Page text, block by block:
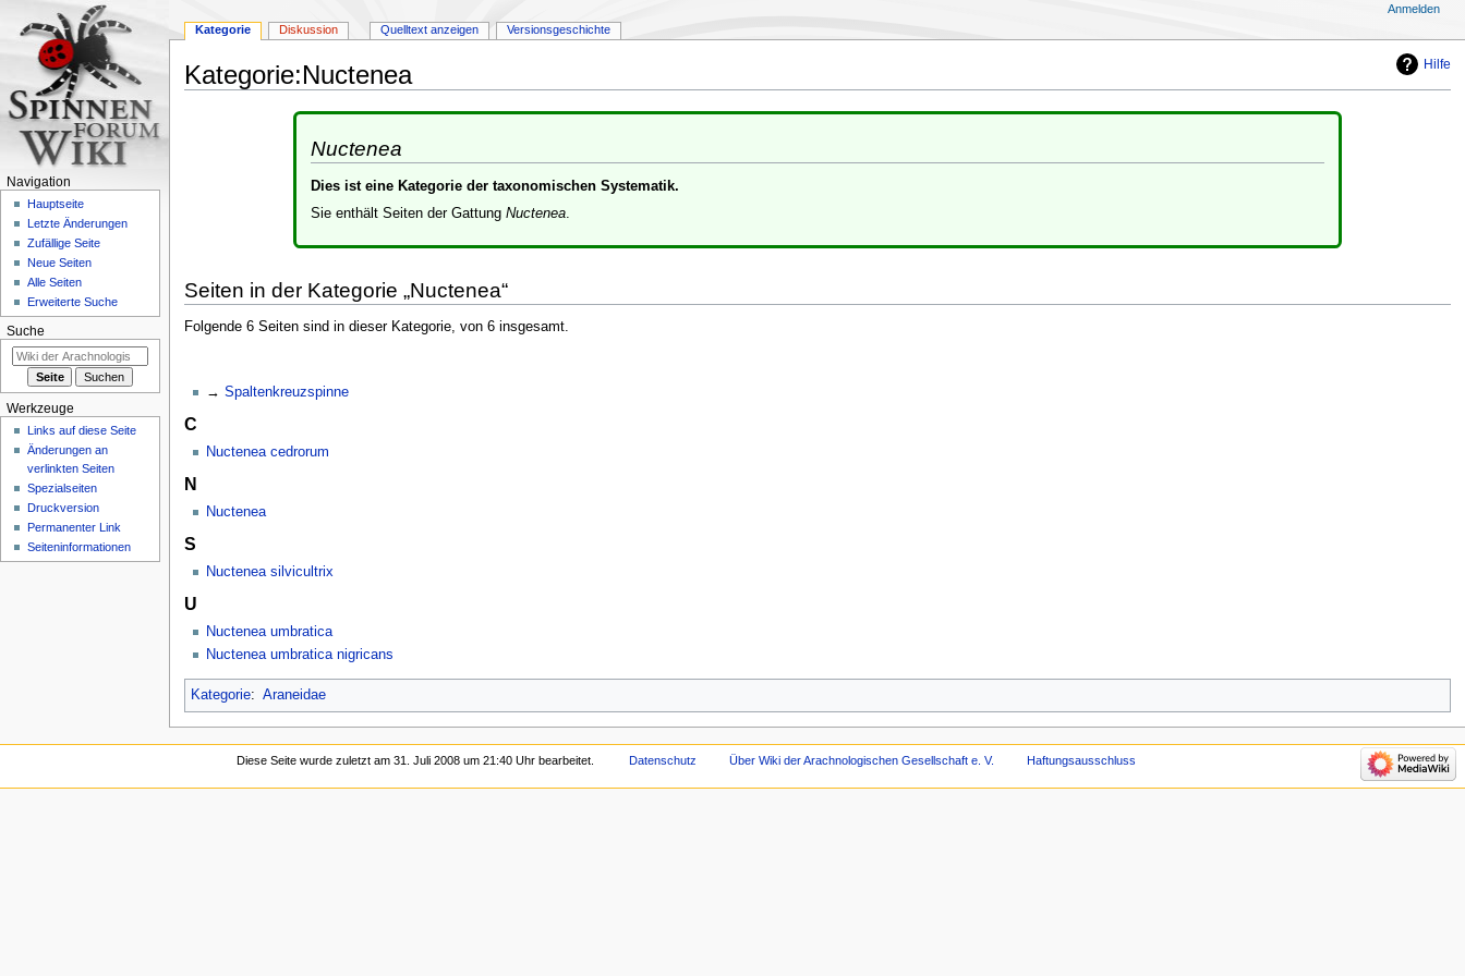
Hilfe
Kategorie:Nuctenea
Nuctenea
Dies ist eine Kategorie der taxonomischen Systematik.
Sie enthält Seiten der Gattung Nuctenea.
Seiten in der Kategorie „Nuctenea“
Folgende 6 Seiten sind in dieser Kategorie, von 6 insgesamt.
Spaltenkreuzspinne
C
Nuctenea cedrorum
N
Nuctenea
S
Nuctenea silvicultrix
U
Nuctenea umbratica
Nuctenea umbratica nigricans
Kategorie: Araneidae
Kategorie Diskussion Quelltext anzeigen Versionsgeschichte
Anmelden
Navigation
Hauptseite
Letzte Änderungen
Zufällige Seite
Neue Seiten
Alle Seiten
Erweiterte Suche
Suche
Werkzeuge
Links auf diese Seite
Änderungen an
verlinkten Seiten
Spezialseiten
Druckversion
Permanenter Link
Seiten­­informationen
Diese Seite wurde zuletzt am 31. Juli 2008 um 21:40 Uhr bearbeitet. Datenschutz Über Wiki der Arachnologischen Gesellschaft e. V. Haftungsausschluss